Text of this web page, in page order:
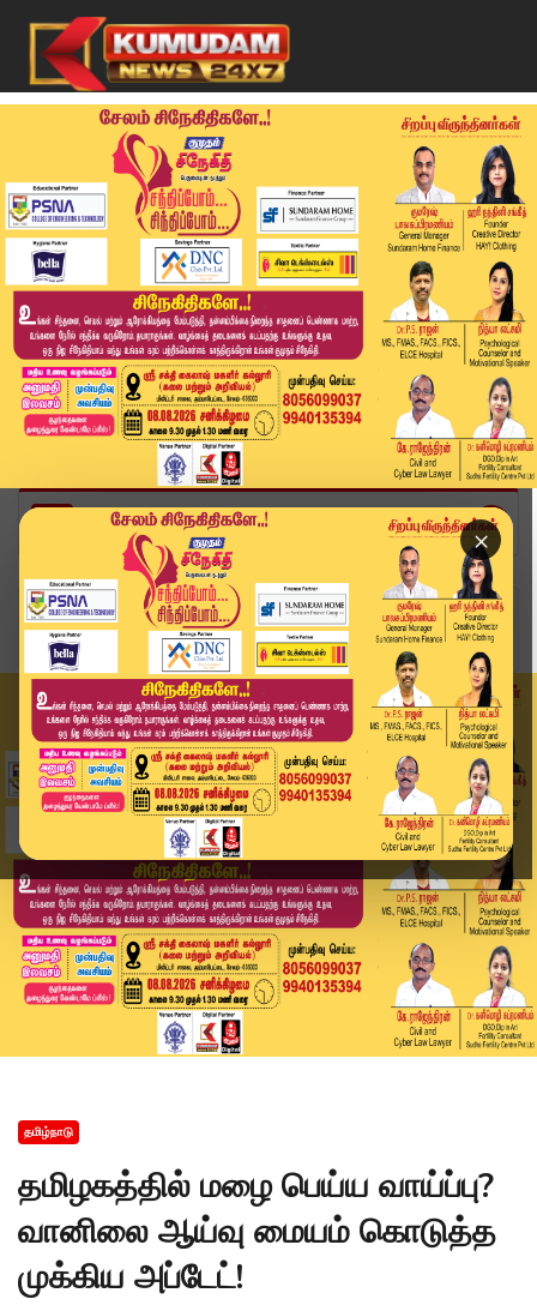
×
Home
தமிழ்நாடு
தமிழகத்தில் மழை பெய்ய வாய்ப்பு? வானிலை ஆய்வு மை...
தமிழ்நாடு
தமிழகத்தில் மழை பெய்ய வாய்ப்பு?
வானிலை ஆய்வு மையம் கொடுத்த
முக்கிய அப்டேட்!